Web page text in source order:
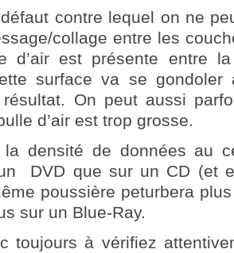
défaut contre lequel on ne
collage entre les
d’air est présente entre
surface va se
résultat. On peut aussi
d’air est trop grosse.
densité de données au
DVD que sur un CD (et
poussière peturbera
sur un Blue-Ray.
toujours à vérifiez